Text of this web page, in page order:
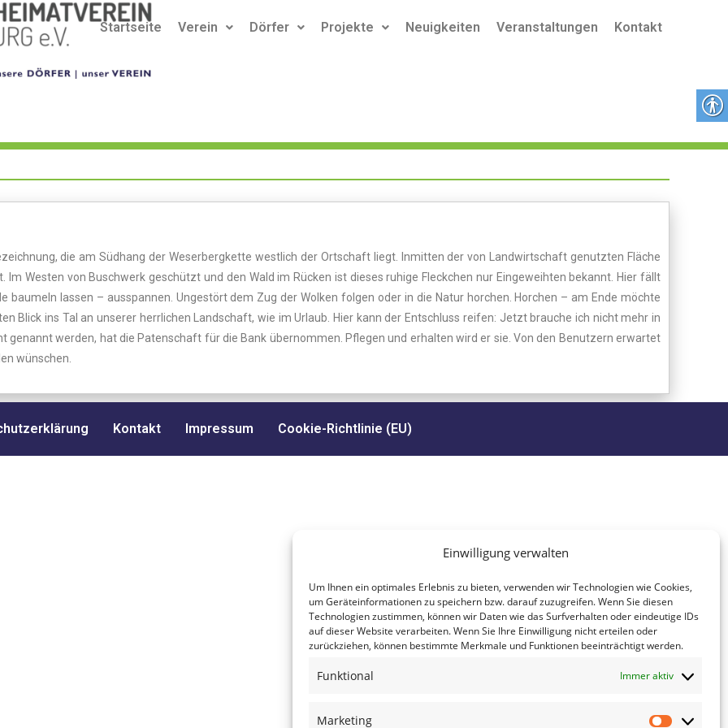
Einwilligung verwalten
Um Ihnen ein optimales Erlebnis zu bieten, verwenden wir Technologien wie Cookies,
um Geräteinformationen zu speichern bzw. darauf zuzugreifen. Wenn Sie diesen
Technologien zustimmen, können wir Daten wie das Surfverhalten oder eindeutige IDs
auf dieser Website verarbeiten. Wenn Sie Ihre Einwilligung nicht erteilen oder
zurückziehen, können bestimmte Merkmale und Funktionen beeinträchtigt werden.
Funktional Immer aktiv
Marketing
Startseite Verein Dörfer Projekte Neuigkeiten Veranstaltungen Kontakt
die am Südhang der Weserbergkette westlich der Ortschaft liegt. Inmitten der von Landwirtschaft genutzten Fläche
Westen von Buschwerk geschützt und den Wald im Rücken ist dieses ruhige Fleckchen nur Eingeweihten bekannt. Hier fällt
baumeln lassen – ausspannen. Ungestört dem Zug der Wolken folgen oder in die Natur horchen. Horchen – am Ende möchte
Blick ins Tal an unserer herrlichen Landschaft, wie im Urlaub. Hier kann der Entschluss reifen: Jetzt brauche ich nicht mehr in
genannt werden, hat die Patenschaft für die Bank übernommen. Pflegen und erhalten wird er sie. Von den Benutzern erwartet
wünschen.
Kontakt Impressum Cookie-Richtlinie (EU)